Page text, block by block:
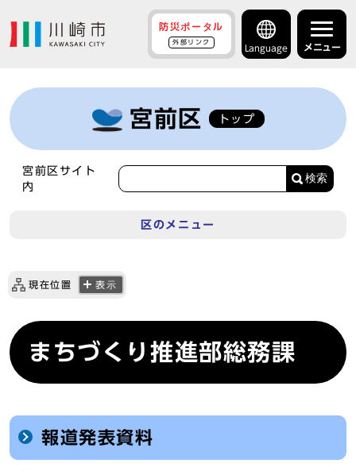
防災ポータル
外部リンク
Language メニュー
宮前区 トップ
宮前区サイト
内
検索
区のメニュー
現在位置 表示
まちづくり推進部総務課
報道発表資料